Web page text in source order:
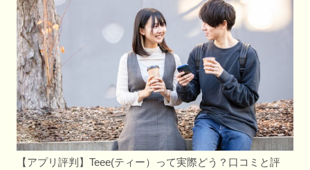
【アプリ評判】Teee(ティー）って実際どう？口コミと評